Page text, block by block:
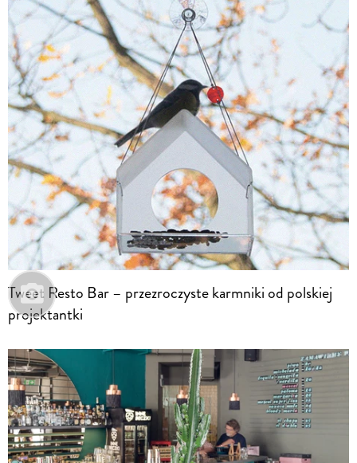
Tweet Resto Bar – przezroczyste karmniki od polskiej
projektantki